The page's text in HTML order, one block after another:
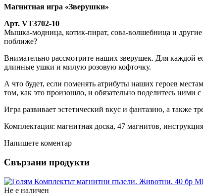
Магнитная игра «Зверушки»
Арт. VT3702-10
Мышка-модница, котик-пират, сова-волшебница и
поближе?
Внимательно рассмотрите наших зверушек. Для каждой
длинные ушки и милую розовую кофточку.
А что будет, если поменять атрибуты наших героев
том, как это произошло, и обязательно поделитесь
Игра развивает эстетический вкус и фантазию, а также
Комплектация: магнитная доска, 47 магнитов,
Напишете коментар
Свързани продукти
Не е наличен